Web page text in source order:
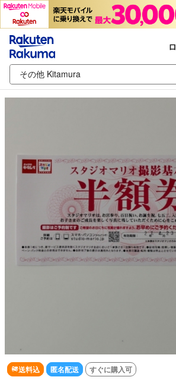
送料込 匿名配送 すぐに購入可